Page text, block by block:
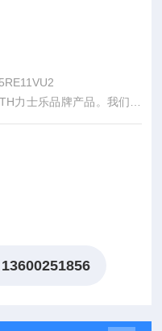
力士乐品牌产品。我们的
格实惠
家供应商建立长期战略合
13600251856